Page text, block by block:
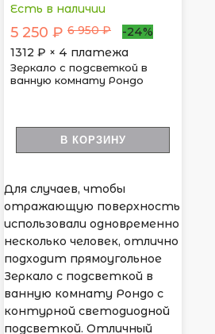
Есть в наличии
5 250 ₽ 6 950 ₽
-24%
1312 ₽ × 4 платежа
Зеркало с подсветкой в
ванную комнату Рондо
В КОРЗИНУ
Для случаев, чтобы
отражающую поверхность
использовали одновременно
несколько человек, отлично
подходит прямоугольное
Зеркало с подсветкой в
ванную комнату Рондо с
контурной светодиодной
подсветкой. Отличный